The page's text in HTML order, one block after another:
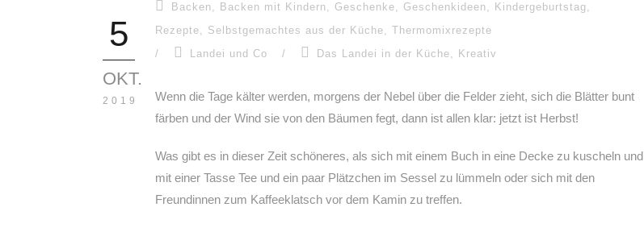
5
OKT.
2019
Backen, Backen mit Kindern, Geschenke, Geschenkideen, Kindergeburtstag ,
Rezepte, Selbstgemachtes aus der Küche, Thermomixrezepte
/
Landei und Co / Das Landei in der Küche, Kreativ
Wenn die Tage kälter werden, morgens der Nebel über die Felder zieht, sich die Blätter bunt
färben und der Wind sie von den Bäumen fegt, dann ist allen klar: jetzt ist Herbst!
Was gibt es in dieser Zeit schöneres, als sich mit einem Buch in eine Decke zu kuscheln und
mit einer Tasse Tee und ein paar Plätzchen im Sessel zu lümmeln oder sich mit den
Freundinnen zum Kaffeeklatsch vor dem Kamin zu treffen.